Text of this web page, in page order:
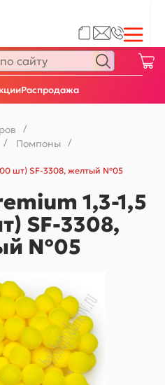
Распродажа
/
/ Помпоны /
шт) SF-3308, желтый №05
1,3-1,5
SF-3308,
№05